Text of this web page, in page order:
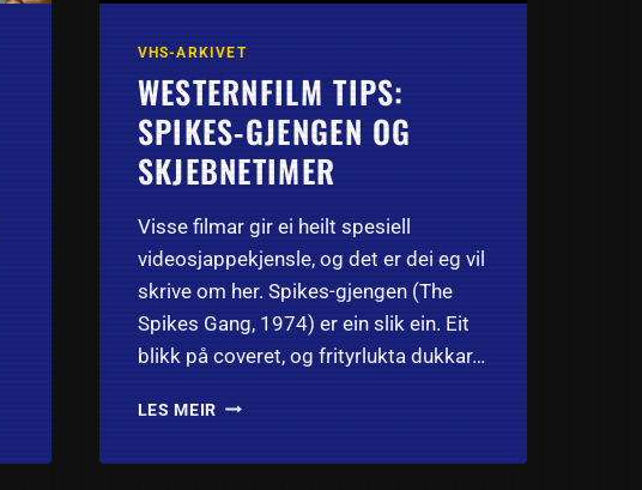
VHS-ARKIVET
WESTERNFILM TIPS:
SPIKES-GJENGEN OG
SKJEBNETIMER
Visse filmar gir ei heilt spesiell
videosjappekjensle, og det er dei eg vil
skrive om her. Spikes-gjengen (The
Spikes Gang, 1974) er ein slik ein. Eit
blikk på coveret, og frityrlukta dukkar…
LES MEIR WESTERNFILM